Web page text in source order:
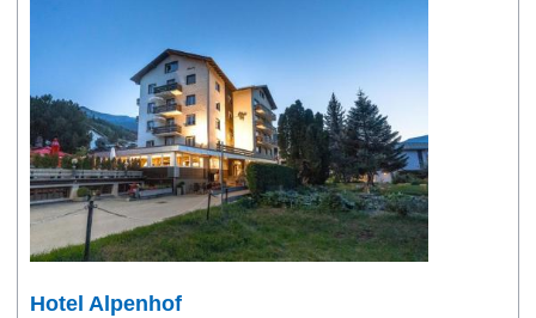
Hotel Alpenhof